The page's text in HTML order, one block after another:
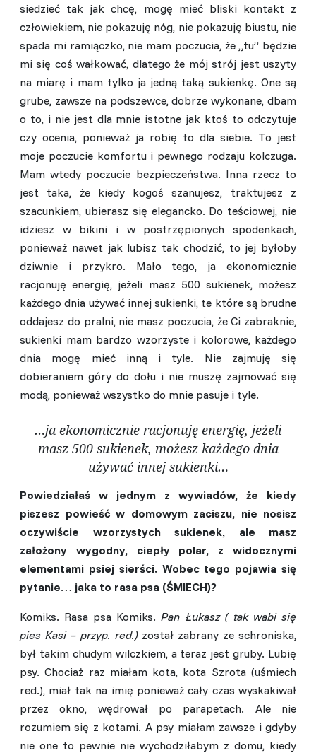
siedzieć tak jak chcę, mogę mieć bliski kontakt z
człowiekiem, nie pokazuję nóg, nie pokazuję biustu, nie
spada mi ramiączko, nie mam poczucia, że „tu” będzie
mi się coś wałkować, dlatego że mój strój jest uszyty
na miarę i mam tylko ja jedną taką sukienkę. One są
grube, zawsze na podszewce, dobrze wykonane, dbam
o to, i nie jest dla mnie istotne jak ktoś to odczytuje
czy ocenia, ponieważ ja robię to dla siebie. To jest
moje poczucie komfortu i pewnego rodzaju kolczuga.
Mam wtedy poczucie bezpieczeństwa. Inna rzecz to
jest taka, że kiedy kogoś szanujesz, traktujesz z
szacunkiem, ubierasz się elegancko. Do teściowej, nie
idziesz w bikini i w postrzępionych spodenkach,
ponieważ nawet jak lubisz tak chodzić, to jej byłoby
dziwnie i przykro. Mało tego, ja ekonomicznie
racjonuję energię, jeżeli masz 500 sukienek, możesz
każdego dnia używać innej sukienki, te które są brudne
oddajesz do pralni, nie masz poczucia, że Ci zabraknie,
sukienki mam bardzo wzorzyste i kolorowe, każdego
dnia mogę mieć inną i tyle. Nie zajmuję się
dobieraniem góry do dołu i nie muszę zajmować się
modą, ponieważ wszystko do mnie pasuje i tyle.
…ja ekonomicznie racjonuję energię, jeżeli
masz 500 sukienek, możesz każdego dnia
używać innej sukienki…
Powiedziałaś w jednym z wywiadów, że kiedy
piszesz powieść w domowym zaciszu, nie nosisz
oczywiście wzorzystych sukienek, ale masz
założony wygodny, ciepły polar, z widocznymi
elementami psiej sierści. Wobec tego pojawia się
pytanie… jaka to rasa psa (ŚMIECH)?
Komiks. Rasa psa Komiks.Pan Łukasz ( tak wabi się
pies Kasi – przyp. red.)został zabrany ze schroniska,
był takim chudym wilczkiem, a teraz jest gruby. Lubię
psy. Chociaż raz miałam kota, kota Szrota (uśmiech
red.), miał tak na imię ponieważ cały czas wyskakiwał
przez okno, wędrował po parapetach. Ale nie
rozumiem się z kotami. A psy miałam zawsze i gdyby
nie one to pewnie nie wychodziłabym z domu, kiedy